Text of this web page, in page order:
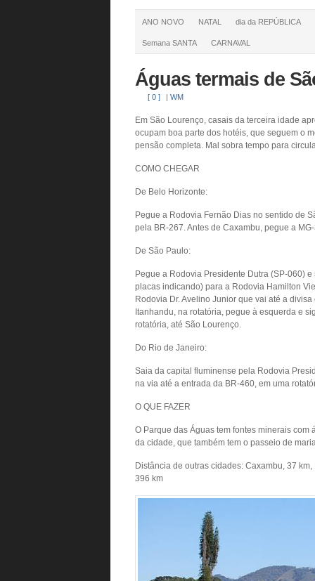
ANO NOVO NATAL dia da REPÚBLICA
Semana SANTA CARNAVAL
Águas termais de
[ 0 ] | WM
Em São Lourenço, casais da terceira idade
ocupam boa parte dos hotéis, que seguem o
pensão completa. Mal sobra tempo para
COMO CHEGAR
De Belo Horizonte:
Pegue a Rodovia Fernão Dias no sentido de
pela BR-267. Antes de Caxambu, pegue a
De São Paulo:
Pegue a Rodovia Presidente Dutra (SP-060)
placas indicando) para a Rodovia Hamilton
Rodovia Dr. Avelino Junior que vai até a
Itanhandu, na rotatória, pegue à esquerda e
rotatória, até São Lourenço.
Do Rio de Janeiro:
Saia da capital fluminense pela Rodovia
na via até a entrada da BR-460, em uma
O QUE FAZER
O Parque das Águas tem fontes minerais
da cidade, que também tem o passeio de
Distância de outras cidades: Caxambu, 37
396 km